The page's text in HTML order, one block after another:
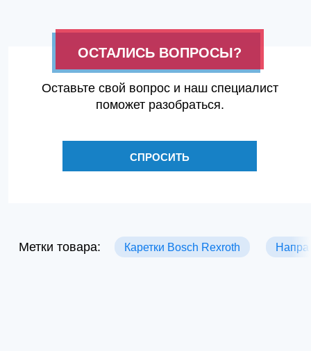
ОСТАЛИСЬ ВОПРОСЫ?
Оставьте свой вопрос и наш специалист
поможет разобраться.
СПРОСИТЬ
Метки товара: Каретки Bosch Rexroth